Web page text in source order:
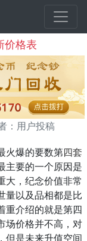
价格表
：用户投稿
爆的要数第四套
主要的一个原因是
大，纪念价值非常
量以及品相都是比
重介绍的就是第四
场价格并不高，对
但是未来升值空间